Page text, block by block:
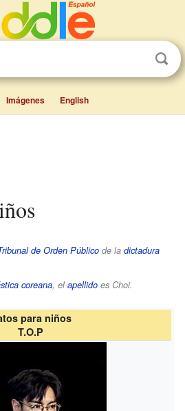
Imágenes English
de Orden Público de la dictadura
coreana, elapellido es Choi.
para niños
T.O.P